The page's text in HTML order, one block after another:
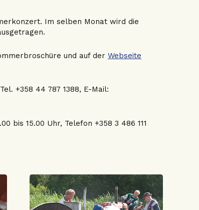
Im selben Monat wird die
und auf der Webseite
+358 44 787 1388, E-Mail:
bis 15.00 Uhr, Telefon +358 3 486 111